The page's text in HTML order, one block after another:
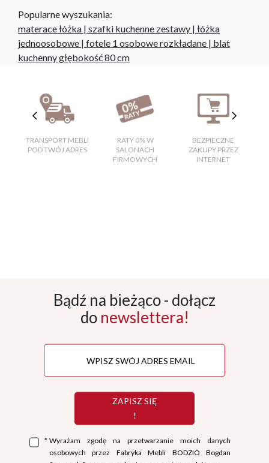
Popularne wyszukania:
materace łóżka | szafki kuchenne zestawy | łóżka
jednoosobowe | fotele 1 osobowe rozkładane | blat
kuchenny głębokość 80 cm
TRANSPORT MEBLI
POD TWÓJ ADRES
RATY 0% W
SALONACH
FIRMOWYCH
BEZPIECZNE
ZAKUPY PRZEZ
INTERNET
Bądź na bieżąco - dołącz
do newslettera!
ZAPISZ SIĘ
!
* Wyrażam zgodę na przetwarzanie moich danych
osobowych przez Fabryka Mebli BODZIO Bogdan